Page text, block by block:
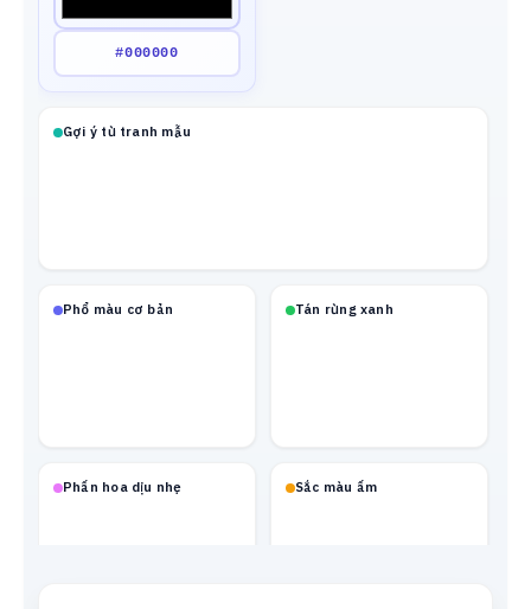
Gợi ý từ tranh mẫu
Phổ màu cơ bản Tán rừng xanh
Phấn hoa dịu nhẹ Sắc màu ấm